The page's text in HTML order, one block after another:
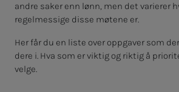
andre saker enn lønn, men det varierer
regelmessige disse møtene er.
Her får du en liste over oppgaver som
dere i. Hva som er viktig og riktig å
velge.